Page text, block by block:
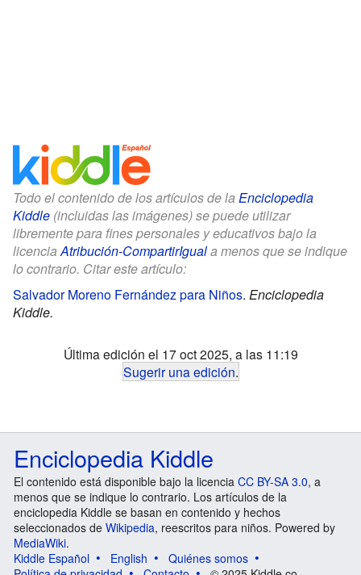
Todo el contenido de los artículos de la Enciclopedia
Kiddle (incluidas las imágenes) se puede utilizar
libremente para fines personales y educativos bajo la
licenciaAtribución-CompartirIguala menos que se indique
lo contrario. Citar este artículo:
Salvador Moreno Fernández para Niños. Enciclopedia
Kiddle.
Última edición el 17 oct 2025, a las 11:19
Sugerir una edición.
Enciclopedia Kiddle
El contenido está disponible bajo la licencia CC BY-SA 3.0, a
menos que se indique lo contrario. Los artículos de la
enciclopedia Kiddle se basan en contenido y hechos
seleccionados de Wikipedia, reescritos para niños. Powered by
MediaWiki.
Kiddle Español
English
Quiénes somos